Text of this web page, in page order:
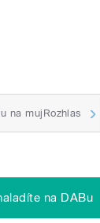
na mujRozhlas
na DABu